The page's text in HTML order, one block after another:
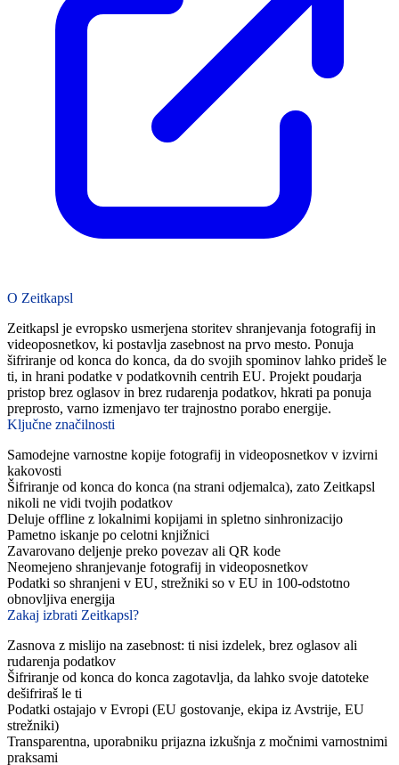
O Zeitkapsl
Zeitkapsl je evropsko usmerjena storitev shranjevanja fotografij in
videoposnetkov, ki postavlja zasebnost na prvo mesto. Ponuja
šifriranje od konca do konca, da do svojih spominov lahko prideš le
ti, in hrani podatke v podatkovnih centrih EU. Projekt poudarja
pristop brez oglasov in brez rudarenja podatkov, hkrati pa ponuja
preprosto, varno izmenjavo ter trajnostno porabo energije.
Ključne značilnosti
Samodejne varnostne kopije fotografij in videoposnetkov v izvirni
kakovosti
Šifriranje od konca do konca (na strani odjemalca), zato Zeitkapsl
nikoli ne vidi tvojih podatkov
Deluje offline z lokalnimi kopijami in spletno sinhronizacijo
Pametno iskanje po celotni knjižnici
Zavarovano deljenje preko povezav ali QR kode
Neomejeno shranjevanje fotografij in videoposnetkov
Podatki so shranjeni v EU, strežniki so v EU in 100-odstotno
obnovljiva energija
Zakaj izbrati Zeitkapsl?
Zasnova z mislijo na zasebnost: ti nisi izdelek, brez oglasov ali
rudarenja podatkov
Šifriranje od konca do konca zagotavlja, da lahko svoje datoteke
dešifriraš le ti
Podatki ostajajo v Evropi (EU gostovanje, ekipa iz Avstrije, EU
strežniki)
Transparentna, uporabniku prijazna izkušnja z močnimi varnostnimi
praksami